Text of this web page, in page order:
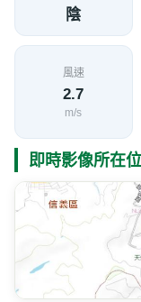
陰
風速
2.7
m/s
即時影像所在